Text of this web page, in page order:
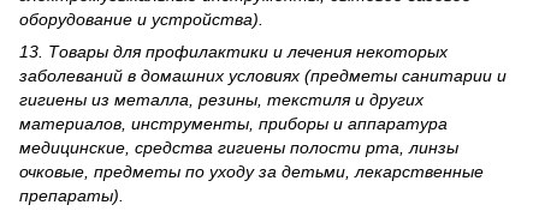
оборудование и устройства).
13. Товары для профилактики и лечения некоторых
заболеваний в домашних условиях (предметы санитарии и
гигиены из металла, резины, текстиля и других
материалов, инструменты, приборы и аппаратура
медицинские, средства гигиены полости рта, линзы
очковые, предметы по уходу за детьми, лекарственные
препараты).